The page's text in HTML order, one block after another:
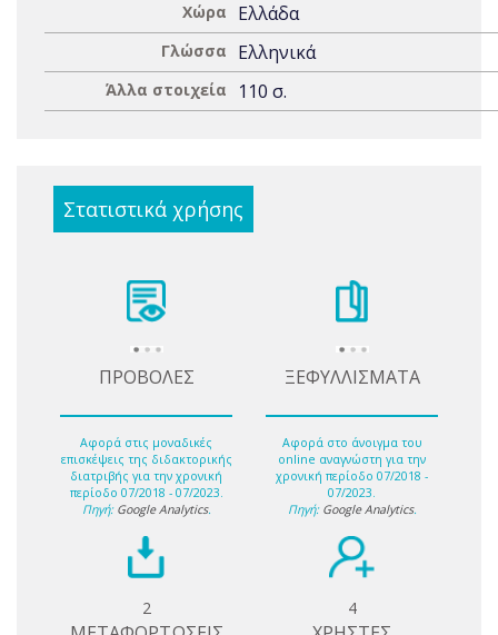
Χώρα Ελλάδα
Γλώσσα Ελληνικά
Άλλα στοιχεία 110 σ.
Στατιστικά χρήσης
ΠΡΟΒΟΛΕΣ
Αφορά στις μοναδικές
επισκέψεις της διδακτορικής
διατριβής για την χρονική
περίοδο 07/2018 - 07/2023.
Πηγή: Google Analytics.
ΞΕΦΥΛΛΙΣΜΑΤΑ
Αφορά στο άνοιγμα του
online αναγνώστη για την
χρονική περίοδο 07/2018 -
07/2023.
Πηγή: Google Analytics.
2 4